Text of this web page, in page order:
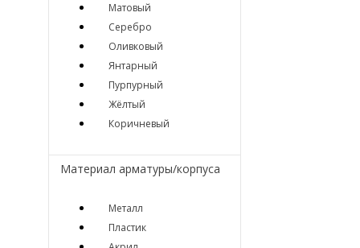
Матовый
Серебро
Оливковый
Янтарный
Пурпурный
Жёлтый
Коричневый
Материал арматуры/корпуса
Металл
Пластик